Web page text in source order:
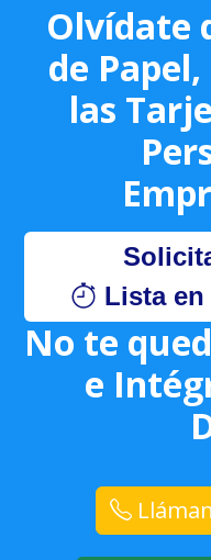
Olvídate
de
las
Lista en
No te
e